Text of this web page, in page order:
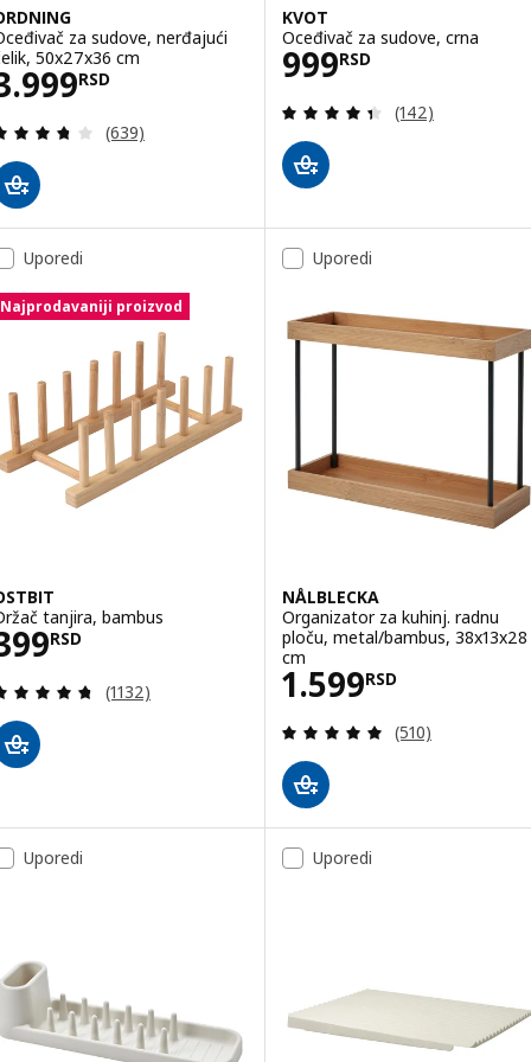
za sudove, nerđajući
50x27x36 cm
RSD
3999RSD
Pregled: 3.7 od 5 Zvezdice. Ukupno recenzija:
(639)
KVOT
Oceđivač za sudove, crna
999RSD
Cena 999RSD
Pregled: 4.4 od
(142)
Uporedi
Najprodavaniji proizvod
tanjira, bambus
RSD399RSD
Pregled: 4.7 od 5 Zvezdice. Ukupno recenzija:
(1132)
Uporedi
NÅLBLECKA
Organizator za kuhinj. radnu
ploču, metal/bambus, 38x13x28
cm
1.599RSD
Cena 1599RSD
Pregled: 4.9 od
(510)
Uporedi Uporedi